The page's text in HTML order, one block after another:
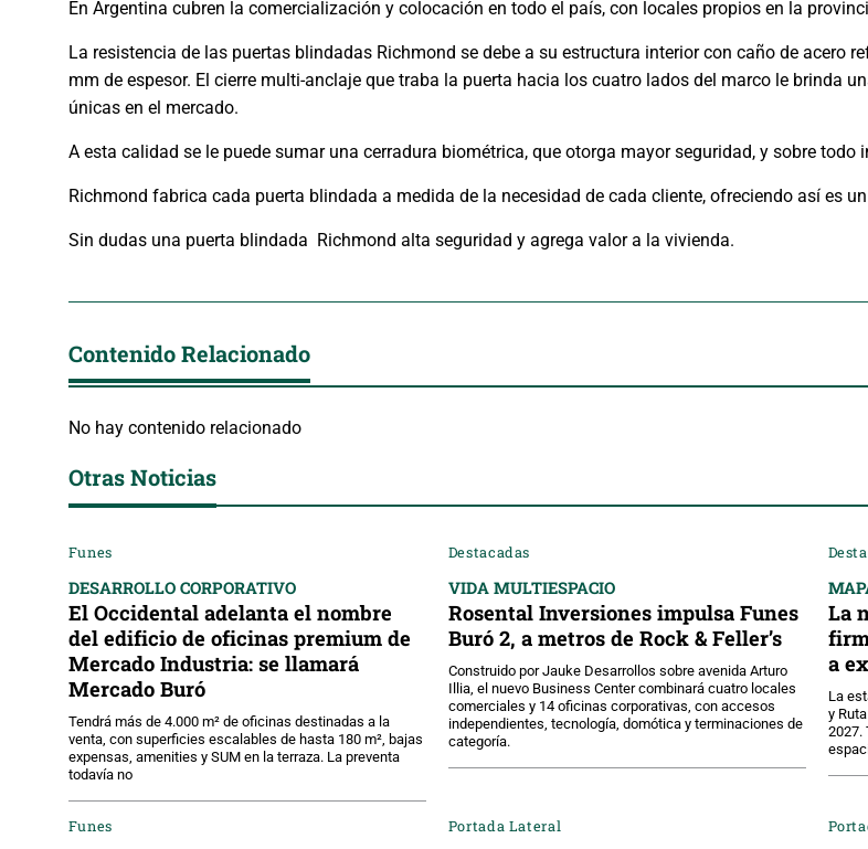
En Argentina cubren la comercialización y colocación en todo el país, con locales propios en la
La resistencia de las puertas blindadas Richmond se debe a su estructura interior con caño de acero
mm de espesor. El cierre multi-anclaje que traba la puerta hacia los cuatro lados del marco le brinda
únicas en el mercado.
A esta calidad se le puede sumar una cerradura biométrica, que otorga mayor seguridad, y sobre todo
Richmond fabrica cada puerta blindada a medida de la necesidad de cada cliente, ofreciendo así es
Sin dudas una puerta blindada Richmond alta seguridad y agrega valor a la vivienda.
Contenido Relacionado
No hay contenido relacionado
Otras Noticias
Funes
DESARROLLO CORPORATIVO
El Occidental adelanta el nombre
del edificio de oficinas premium de
Mercado Industria: se llamará
Mercado Buró
Tendrá más de 4.000 m² de oficinas destinadas a la
venta, con superficies escalables de hasta 180 m², bajas
expensas, amenities y SUM en la terraza. La preventa
todavía no
Destacadas
VIDA MULTIESPACIO
Rosental Inversiones impulsa Funes
Buró 2, a metros de Rock & Feller’s
Construido por Jauke Desarrollos sobre avenida Arturo
Illia, el nuevo Business Center combinará cuatro locales
comerciales y 14 oficinas corporativas, con accesos
independientes, tecnología, domótica y terminaciones de
categoría.
La
a
La
y
2027.
Funes Portada Lateral